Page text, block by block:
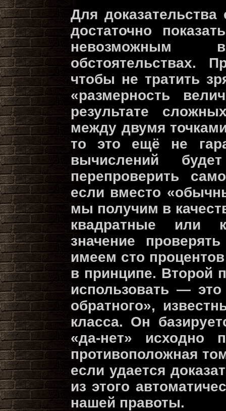
Для
достаточно
невозможным
обстоятельствах.
чтобы не тратить
«размерность
результате
между двумя
то это ещё не
вычислений
перепроверить
если вместо
мы получим в
квадратные или
значение
имеем сто
в принципе. Второй
использовать — это
обратного»,
класса. Он
«да-нет» исходно
противоположная
если удается
из этого
нашей правоты.